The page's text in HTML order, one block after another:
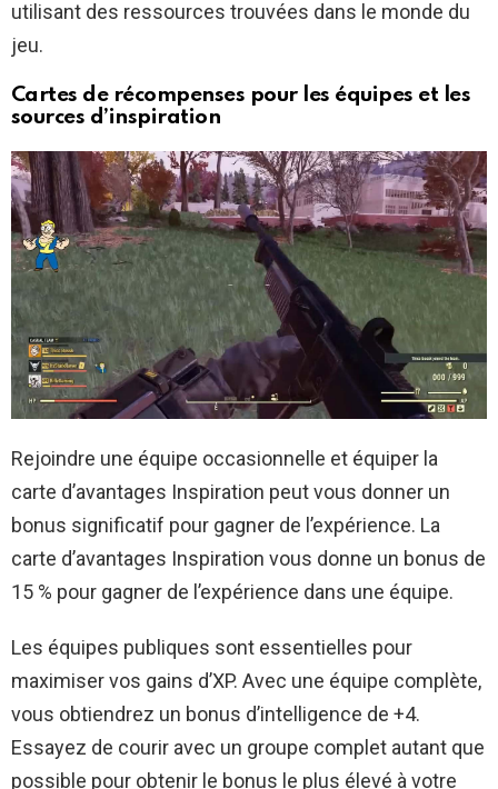
utilisant des ressources trouvées dans le monde du
jeu.
Cartes de récompenses pour les équipes et les
sources d’inspiration
Rejoindre une équipe occasionnelle et équiper la
carte d’avantages Inspiration peut vous donner un
bonus significatif pour gagner de l’expérience. La
carte d’avantages Inspiration vous donne un bonus de
15 % pour gagner de l’expérience dans une équipe.
Les équipes publiques sont essentielles pour
maximiser vos gains d’XP. Avec une équipe complète,
vous obtiendrez un bonus d’intelligence de +4.
Essayez de courir avec un groupe complet autant que
possible pour obtenir le bonus le plus élevé à votre